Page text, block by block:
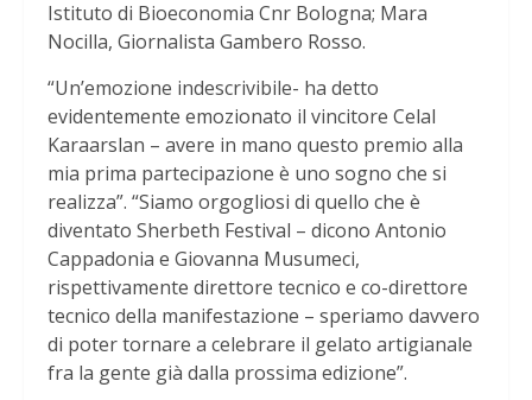
Istituto di Bioeconomia Cnr Bologna; Mara
Nocilla, Giornalista Gambero Rosso.
“Un’emozione indescrivibile- ha detto
evidentemente emozionato il vincitore Celal
Karaarslan – avere in mano questo premio alla
mia prima partecipazione è uno sogno che si
realizza”. “Siamo orgogliosi di quello che è
diventato Sherbeth Festival – dicono Antonio
Cappadonia e Giovanna Musumeci,
rispettivamente direttore tecnico e co-direttore
tecnico della manifestazione – speriamo davvero
di poter tornare a celebrare il gelato artigianale
fra la gente già dalla prossima edizione”.